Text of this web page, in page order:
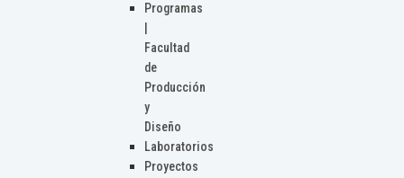
Programas
Facultad
de
Producción
y
Diseño
Laboratorios
Proyectos